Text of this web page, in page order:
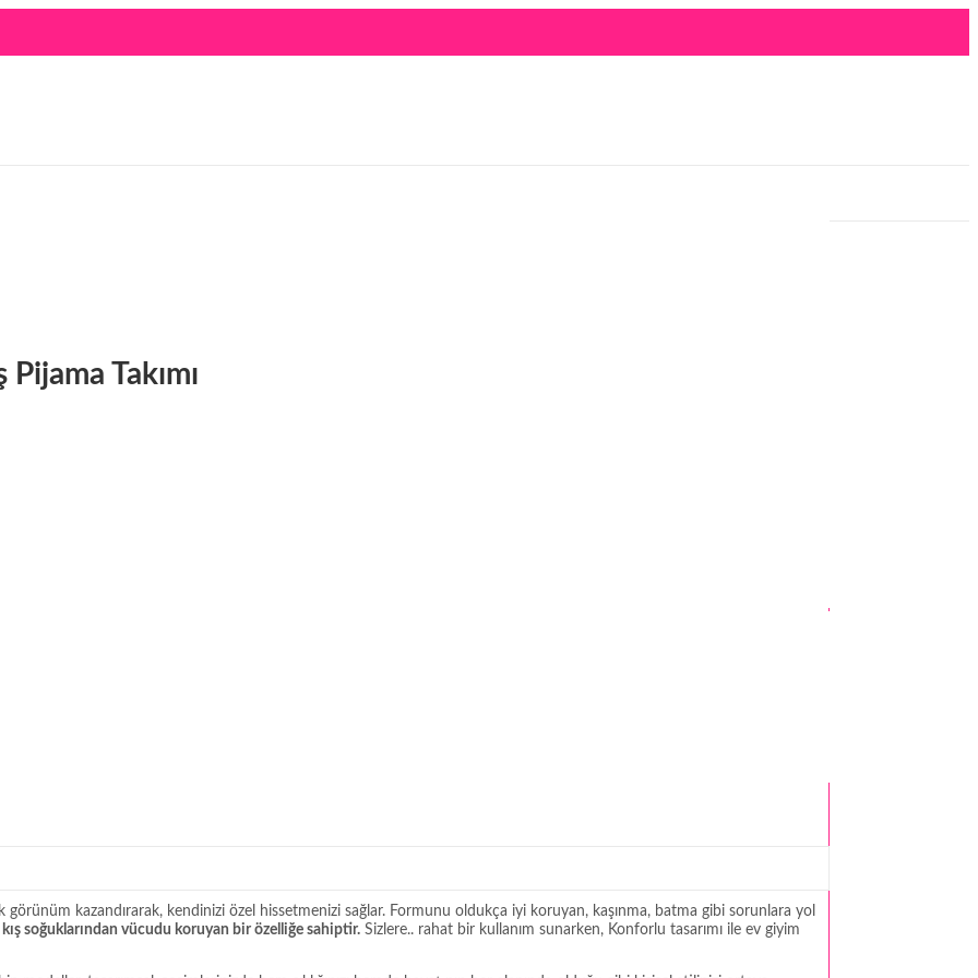
Takımı
görünüm kazandırarak, kendinizi özel hissetmenizi sağlar. Formunu oldukça iyi koruyan, kaşınma, batma gibi sorunlara yol
kış soğuklarından vücudu koruyan bir özelliğe sahiptir. Sizlere.. rahat bir kullanım sunarken, Konforlu tasarımı ile ev giyim